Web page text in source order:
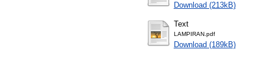
Download (213kB)
Text
LAMPIRAN.pdf
Download (189kB)